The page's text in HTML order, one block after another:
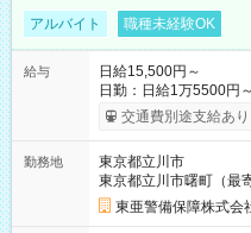
アルバイト 職種未経験OK
給与
日給15,500円～
日勤：日給1万5500円
祝手当4000円含む(25
┗規定あり ／ 経験や年齢を問わず、 頑張った方全員に支給され
日給は全額支給！ ■月22日以上勤務すると… 日給1000円UP！ ■
日払い・週払い・前払
(CRIA)』で 最短当日に
ます♪ ※稼働分・規定あり ■法定研修(7h×3日間)中も 手
交通費別途支給あり
勤務地
東京都立川市
東京都立川市曙町（最
東亜警備保障株式会